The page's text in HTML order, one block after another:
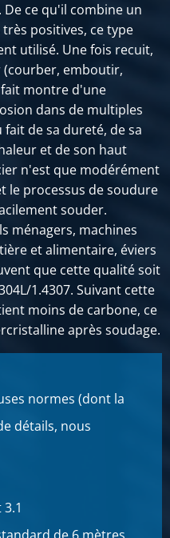
6 mtr
6 mtr
6 mtr
ce qu'il combine un
positives, ce type
utilisé. Une fois recuit,
(courber, emboutir,
montre d'une
dans de multiples
de sa dureté, de sa
et de son haut
n'est que modérément
le processus de soudure
souder.
ménagers, machines
et alimentaire, éviers
que cette qualité soit
1.4307. Suivant cette
moins de carbone, ce
après soudage.
normes (dont la
détails, nous